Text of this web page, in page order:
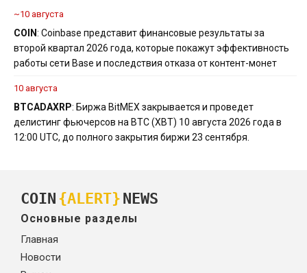
~10 августа
COIN: Coinbase представит финансовые результаты за
второй квартал 2026 года, которые покажут эффективность
работы сети Base и последствия отказа от контент-монет
10 августа
BTCADAXRP: Биржа BitMEX закрывается и проведет
делистинг фьючерсов на BTC (XBT) 10 августа 2026 года в
12:00 UTC, до полного закрытия биржи 23 сентября.
COIN {ALERT} NEWS
Основные разделы
Главная
Новости